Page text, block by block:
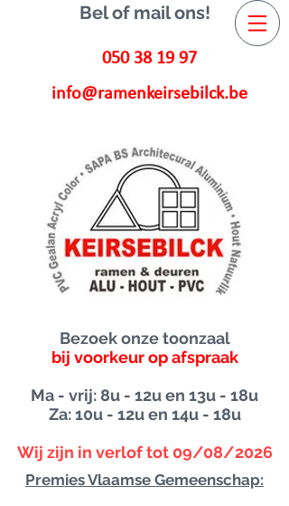
Bel of mail ons!
050 38 19 97
info@ramenkeirsebilck.be
Bezoek onze toonzaal
bij voorkeur op afspraak
Ma - vrij: 8u - 12u en 13u - 18u
Za: 10u - 12u en 14u - 18u
Wij zijn in verlof tot 09/08/2026
Premies Vlaamse Gemeenschap: